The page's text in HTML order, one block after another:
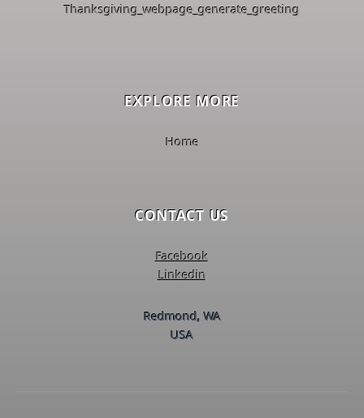
Thanksgiving_webpage_generate_greeting
EXPLORE MORE
Home
CONTACT US
Facebook
Linkedin
Redmond, WA
USA